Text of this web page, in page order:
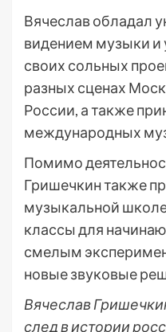
Вячеслав обладал
видением музыки и
своих сольных
разных сценах
России, а также
международных
Помимо
Гришечкин также
музыкальной
классы для
смелым
новые звуковые
Вячеслав
след в истории